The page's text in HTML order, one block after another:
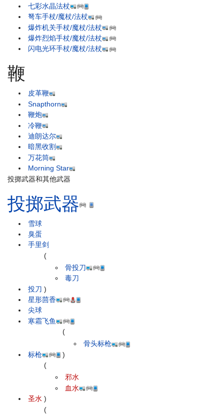
七彩水晶法杖
弩车手杖/魔杖/法杖
爆炸机关手杖/魔杖/法杖
爆炸烈焰手杖/魔杖/法杖
闪电光环手杖/魔杖/法杖
鞭
皮革鞭
Snapthorn
鞭炮
冷鞭
迪朗达尔
暗黑收割
万花筒
Morning Star
投掷武器和其他武器
投掷武器
雪球
臭蛋
手里剑
投刀
(
骨投刀
毒刀
)
星形茴香
尖球
寒霜飞鱼
标枪
(
骨头标枪
)
圣水
(
邪水
血水
)
(